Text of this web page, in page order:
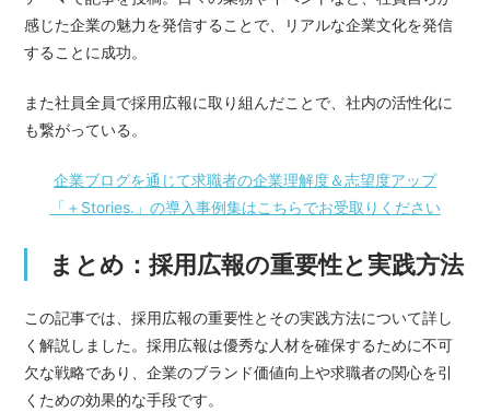
感じた企業の魅力を発信することで、リアルな企業文化を発信
することに成功。
また社員全員で採用広報に取り組んだことで、社内の活性化に
も繋がっている。
企業ブログを通じて求職者の企業理解度＆志望度アップ
「＋Stories.」の導入事例集はこちらでお受取りください
まとめ：採用広報の重要性と実践方法
この記事では、採用広報の重要性とその実践方法について詳し
く解説しました。採用広報は優秀な人材を確保するために不可
欠な戦略であり、企業のブランド価値向上や求職者の関心を引
くための効果的な手段です。